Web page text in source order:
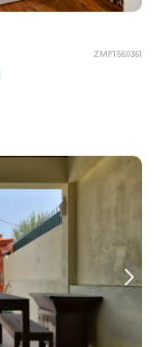
ZMPT560361